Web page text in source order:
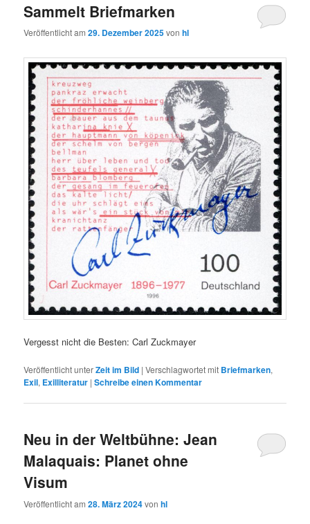
Sammelt Briefmarken
Veröffentlicht am29. Dezember 2025vonhl
Vergesst nicht die Besten: Carl Zuckmayer
Veröffentlicht unterZeit im Bild |Verschlagwortet mit Briefmarken,
Exil, Exilliteratur |Schreibe einen Kommentar
Neu in der Weltbühne: Jean
Malaquais: Planet ohne
Visum
Veröffentlicht am28. März 2024vonhl